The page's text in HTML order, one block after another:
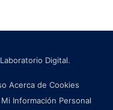
Laboratorio Digital.
Acerca de Cookies
Información Personal